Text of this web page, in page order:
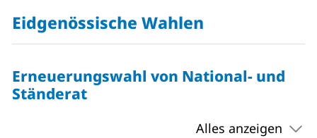
Eidgenössische Wahlen
Erneuerungswahl von National- und
Ständerat
Alles anzeigen